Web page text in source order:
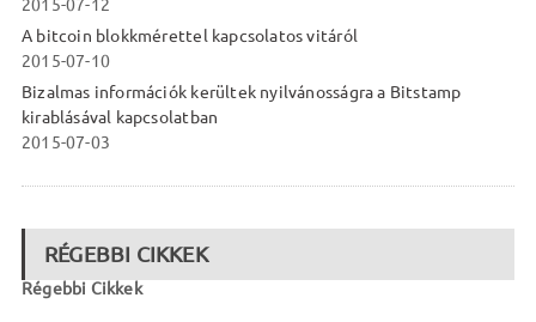
2015-07-12
A bitcoin blokkmérettel kapcsolatos vitáról
2015-07-10
Bizalmas információk kerültek nyilvánosságra a Bitstamp
kirablásával kapcsolatban
2015-07-03
RÉGEBBI CIKKEK
Régebbi Cikkek